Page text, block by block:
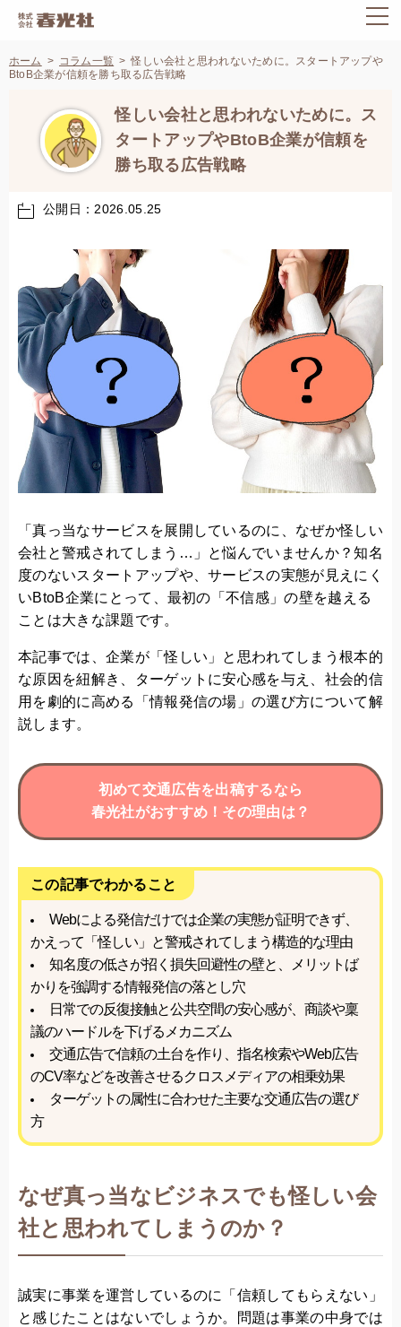
ホーム コラム一覧
怪しい会社と思われないために。スタートアップや
BtoB企業が信頼を勝ち取る広告戦略
怪しい会社と思われないために。ス
タートアップやBtoB企業が信頼を
勝ち取る広告戦略
公開日：2026.05.25
「真っ当なサービスを展開しているのに、なぜか怪しい
会社と警戒されてしまう…」と悩んでいませんか？知名
度のないスタートアップや、サービスの実態が見えにく
いBtoB企業にとって、最初の「不信感」の壁を越える
ことは大きな課題です。
本記事では、企業が「怪しい」と思われてしまう根本的
な原因を紐解き、ターゲットに安心感を与え、社会的信
用を劇的に高める「情報発信の場」の選び方について解
説します。
初めて交通広告を出稿するなら
春光社がおすすめ！その理由は？
この記事でわかること
Webによる発信だけでは企業の実態が証明できず、
かえって「怪しい」と警戒されてしまう構造的な理由
知名度の低さが招く損失回避性の壁と、メリットば
かりを強調する情報発信の落とし穴
日常での反復接触と公共空間の安心感が、商談や稟
議のハードルを下げるメカニズム
交通広告で信頼の土台を作り、指名検索やWeb広告
のCV率などを改善させるクロスメディアの相乗効果
ターゲットの属性に合わせた主要な交通広告の選び
方
なぜ真っ当なビジネスでも怪しい会
社と思われてしまうのか？
誠実に事業を運営しているのに「信頼してもらえない」
と感じたことはないでしょうか。問題は事業の中身では